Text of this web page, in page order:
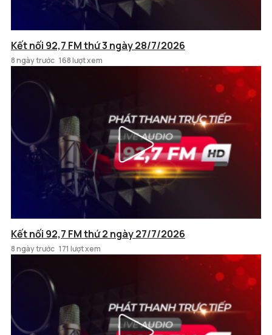
Kết nối 92,7 FM thứ 3 ngày 28/7/2026
8 ngày trước 168 lượt xem
Kết nối 92,7 FM thứ 2 ngày 27/7/2026
8 ngày trước 171 lượt xem